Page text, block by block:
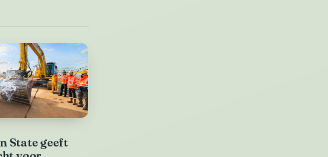
State geeft